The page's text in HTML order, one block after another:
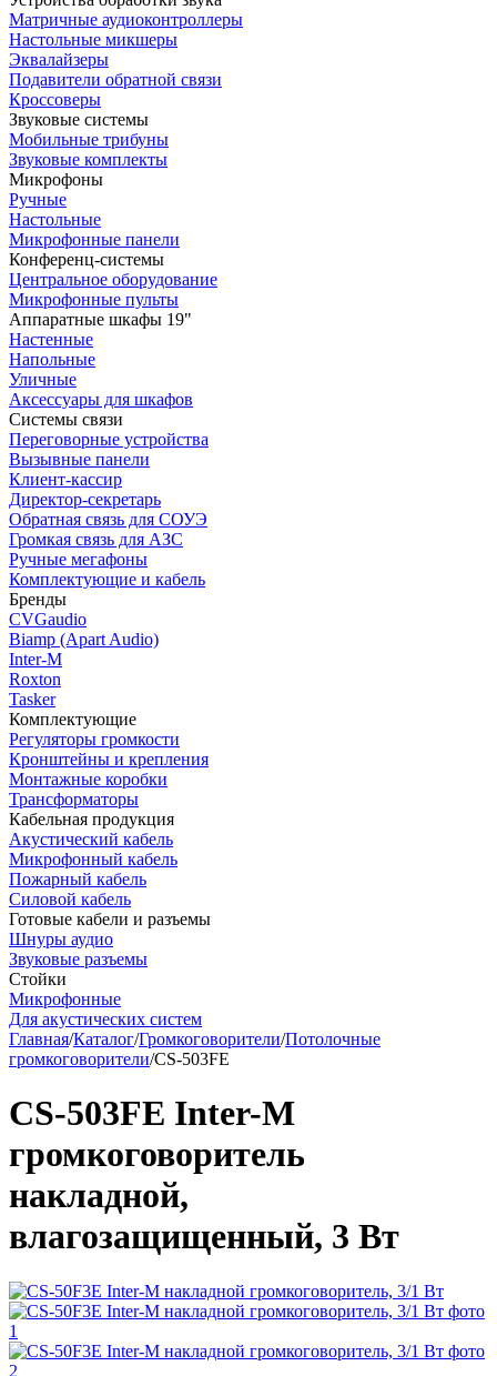
Матричные аудиоконтроллеры
Настольные микшеры
Эквалайзеры
Подавители обратной связи
Кроссоверы
Звуковые системы
Мобильные трибуны
Звуковые комплекты
Микрофоны
Ручные
Настольные
Микрофонные панели
Конференц-системы
Центральное оборудование
Микрофонные пульты
Аппаратные шкафы 19"
Настенные
Напольные
Уличные
Аксессуары для шкафов
Системы связи
Переговорные устройства
Вызывные панели
Клиент-кассир
Директор-секретарь
Обратная связь для СОУЭ
Громкая связь для АЗС
Ручные мегафоны
Комплектующие и кабель
Бренды
CVGaudio
Biamp (Apart Audio)
Inter-M
Roxton
Tasker
Комплектующие
Регуляторы громкости
Кронштейны и крепления
Монтажные коробки
Трансформаторы
Кабельная продукция
Акустический кабель
Микрофонный кабель
Пожарный кабель
Силовой кабель
Готовые кабели и разъемы
Шнуры аудио
Звуковые разъемы
Стойки
Микрофонные
Для акустических систем
Главная/Каталог/Громкоговорители/Потолочные
громкоговорители/CS-503FE
CS-503FE Inter-M
громкоговоритель
накладной,
влагозащищенный, 3 Вт